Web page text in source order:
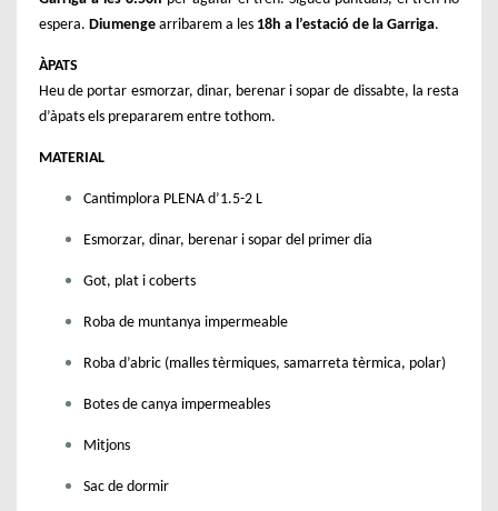
T
A
S
A
N
espera. Diumenge arribarem a les 18h a l’estació de la Garriga.
ÀPATS
Heu de portar esmorzar, dinar, berenar i sopar de dissabte, la resta
d’àpats els prepararem entre tothom.
MATERIAL
Cantimplora PLENA d’1.5-2 L
Esmorzar, dinar, berenar i sopar del primer dia
Got, plat i coberts
Roba de muntanya impermeable
Roba d’abric (malles tèrmiques, samarreta tèrmica, polar)
Botes de canya impermeables
Mitjons
Sac de dormir